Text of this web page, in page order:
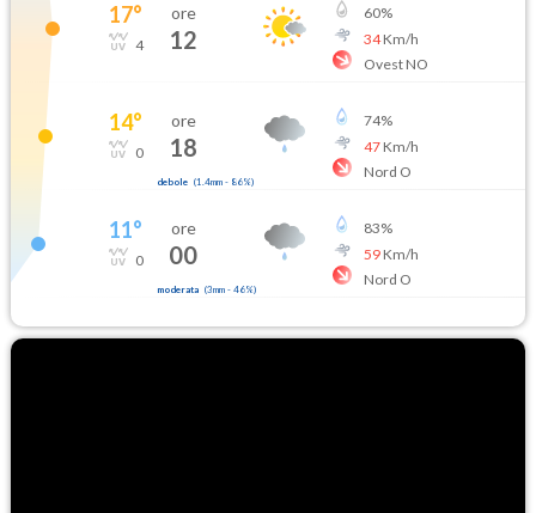
17°
4
ore
12
60%
34Km/h
Ovest NO
14°
0
ore
18
debole (1.4mm- 86%)
74%
47Km/h
Nord O
11°
0
ore
00
moderata (3mm- 46%)
83%
59Km/h
Nord O